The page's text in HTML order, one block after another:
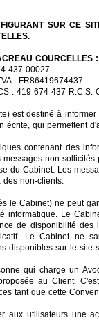
SUR CE
COURCELLES :
437 00027
: FR86419674437
: 419 674 437
est destiné à
écrite, qui permettent
contenant des
non
du Cabinet. Les
non-clients.
le Cabinet) ne peut
informatique. Le
de disponibilité
Le Cabinet ne
disponibles sur le site
qui charge un
au Client.
tant que cette
aux utilisateurs une